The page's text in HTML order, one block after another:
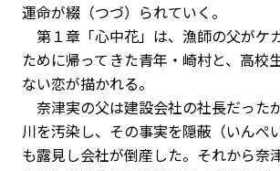
運命が綴（つづ）られていく。
第１章「心中花」は、漁師の父がケ
ために帰ってきた青年・崎村と、高校
ない恋が描かれる。
奈津実の父は建設会社の社長だった
川を汚染し、その事実を隠蔽（いんぺ
も露見し会社が倒産した。それから奈